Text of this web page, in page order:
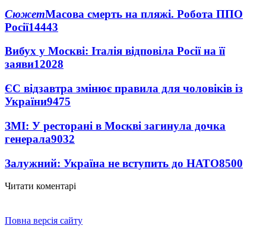
СюжетМасова смерть на пляжі. Робота ППО
Росії14443
Вибух у Москві: Італія відповіла Росії на її
заяви12028
ЄС відзавтра змінює правила для чоловіків із
України9475
ЗМІ: У ресторані в Москві загинула дочка
генерала9032
Залужний: Україна не вступить до НАТО8500
Читати коментарі
Повна версія сайту